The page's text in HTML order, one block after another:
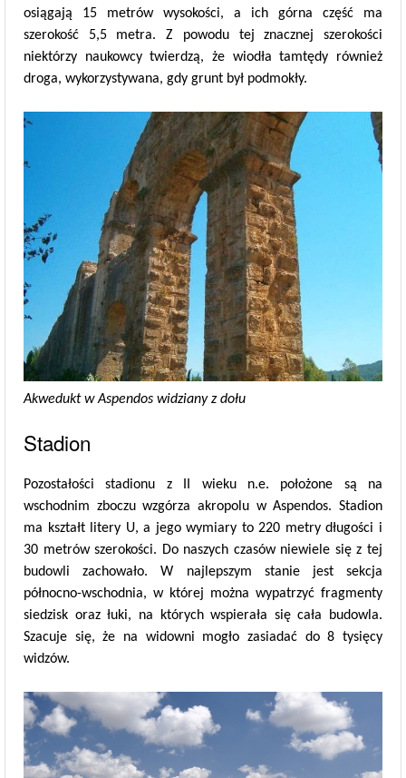
osiągają 15 metrów wysokości, a ich górna część ma
szerokość 5,5 metra. Z powodu tej znacznej szerokości
niektórzy naukowcy twierdzą, że wiodła tamtędy również
droga, wykorzystywana, gdy grunt był podmokły.
Akwedukt w Aspendos widziany z dołu
Stadion
Pozostałości stadionu z II wieku n.e. położone są na
wschodnim zboczu wzgórza akropolu w Aspendos. Stadion
ma kształt litery U, a jego wymiary to 220 metry długości i
30 metrów szerokości. Do naszych czasów niewiele się z tej
budowli zachowało. W najlepszym stanie jest sekcja
północno-wschodnia, w której można wypatrzyć fragmenty
siedzisk oraz łuki, na których wspierała się cała budowla.
Szacuje się, że na widowni mogło zasiadać do 8 tysięcy
widzów.